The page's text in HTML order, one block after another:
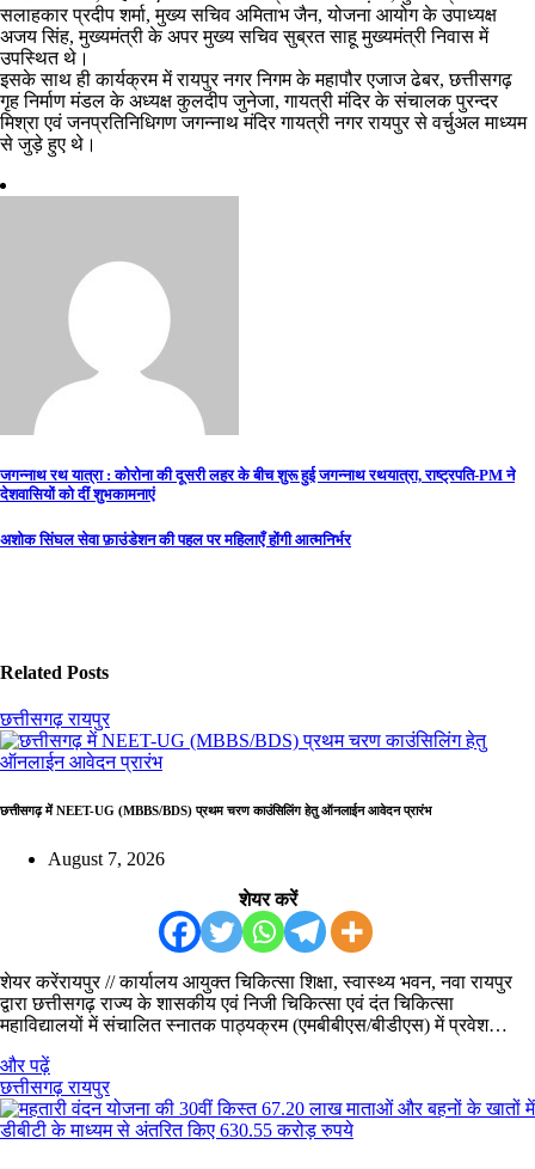
सलाहकार प्रदीप शर्मा, मुख्य सचिव अमिताभ जैन, योजना आयोग के उपाध्यक्ष
अजय सिंह, मुख्यमंत्री के अपर मुख्य सचिव सुब्रत साहू मुख्यमंत्री निवास में
उपस्थित थे।
इसके साथ ही कार्यक्रम में रायपुर नगर निगम के महापौर एजाज ढेबर, छत्तीसगढ़
गृह निर्माण मंडल के अध्यक्ष कुलदीप जुनेजा, गायत्री मंदिर के संचालक पुरन्दर
मिश्रा एवं जनप्रतिनिधिगण जगन्नाथ मंदिर गायत्री नगर रायपुर से वर्चुअल माध्यम
से जुड़े हुए थे।
Post
navigation
जगन्नाथ रथ यात्रा : कोरोना की दूसरी लहर के बीच शुरू हुई जगन्नाथ रथयात्रा, राष्ट्रपति-PM ने
देशवासियों को दीं शुभकामनाएं
अशोक सिंघल सेवा फ़ाउंडेशन की पहल पर महिलाएँ होंगी आत्मनिर्भर
Related Posts
छत्तीसगढ़रायपुर
छत्तीसगढ़ में NEET-UG (MBBS/BDS) प्रथम चरण काउंसिलिंग हेतु ऑनलाईन आवेदन प्रारंभ
August 7, 2026
शेयर करें
शेयर करेंरायपुर // कार्यालय आयुक्त चिकित्सा शिक्षा, स्वास्थ्य भवन, नवा रायपुर
द्वारा छत्तीसगढ़ राज्य के शासकीय एवं निजी चिकित्सा एवं दंत चिकित्सा
महाविद्यालयों में संचालित स्नातक पाठ्यक्रम (एमबीबीएस/बीडीएस) में प्रवेश…
और पढ़ें
छत्तीसगढ़रायपुर